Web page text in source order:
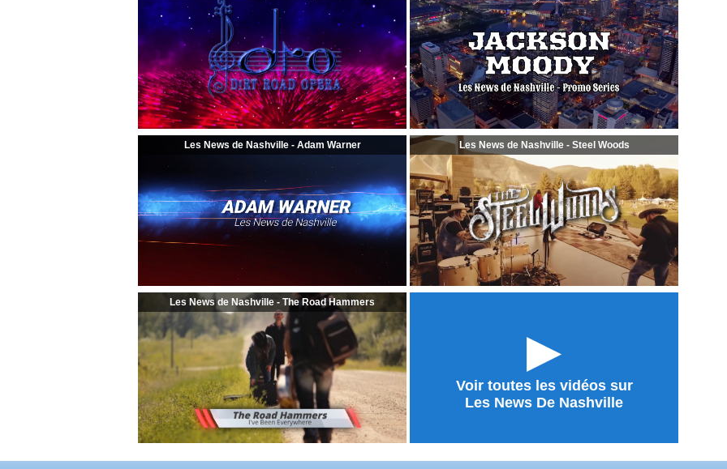
Les News de Nashville - Adam Warner Les News de Nashville - Steel Woods
Les News de Nashville - The Road Hammers
►
Voir toutes les vidéos sur
Les News De Nashville